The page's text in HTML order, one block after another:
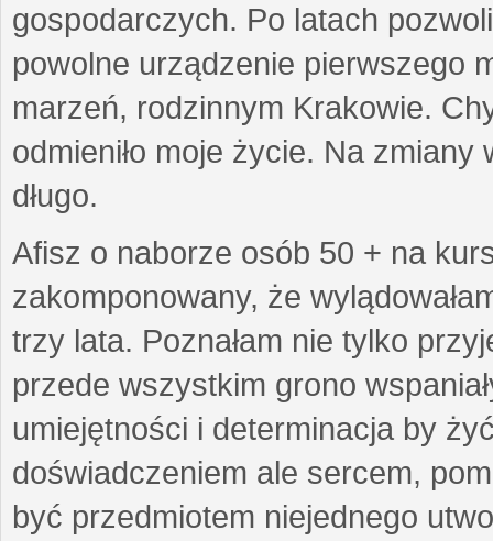
gospodarczych. Po latach
powolne urządzenie pierwszego
marzeń, rodzinnym Krakowie.
odmieniło moje życie. Na
długo.
Afisz o naborze osób 50 + na
zakomponowany, że
trzy lata. Poznałam nie tylko
przede wszystkim grono
umiejętności i determinacja by
doświadczeniem ale sercem,
być przedmiotem niejednego